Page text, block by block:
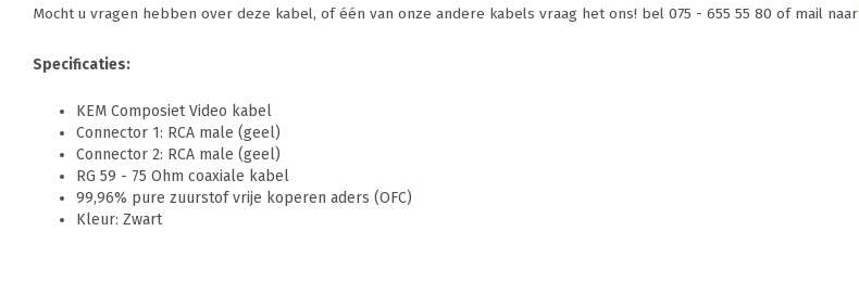
Mocht u vragen hebben over deze kabel, of één van onze andere kabels vraag het ons! bel 075 - 655 55 80 of mail naar
Specificaties:
KEM Composiet Video kabel
Connector 1: RCA male (geel)
Connector 2: RCA male (geel)
RG 59 - 75 Ohm coaxiale kabel
99,96% pure zuurstof vrije koperen aders (OFC)
Kleur: Zwart